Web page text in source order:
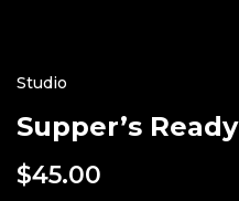
Studio
Supper’s Ready
$45.00